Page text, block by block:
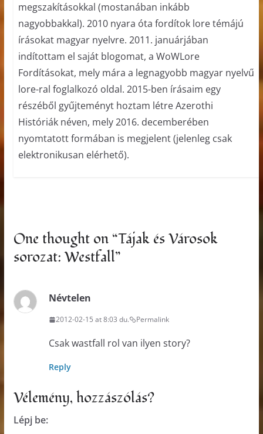
megszakításokkal (mostanában inkább
nagyobbakkal). 2010 nyara óta fordítok lore témájú
írásokat magyar nyelvre. 2011. januárjában
indítottam el saját blogomat, a WoWLore
Fordításokat, mely mára a legnagyobb magyar nyelvű
lore-ral foglalkozó oldal. 2015-ben írásaim egy
részéből gyűjteményt hoztam létre Azerothi
Históriák néven, mely 2016. decemberében
nyomtatott formában is megjelent (jelenleg csak
elektronikusan elérhető).
One thought on “Tájak és Városok
sorozat: Westfall”
Névtelen
2012-02-15 at 8:03 du. Permalink
Csak wastfall rol van ilyen story?
Reply
Vélemény, hozzászólás?
Lépj be: